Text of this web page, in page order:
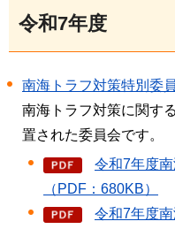
令和7年度
南海トラフ対策特別委
南海トラフ対策に関す
置された委員会です。
令和7年度
（PDF：680KB）
令和7年度